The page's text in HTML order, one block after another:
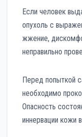
Если человек
опухоль с
жжение,
неправильно
Перед попыткой
необходимо
Опасность
иннервации кожи